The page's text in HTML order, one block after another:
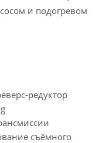
и подогревом
редуктор
съёмного